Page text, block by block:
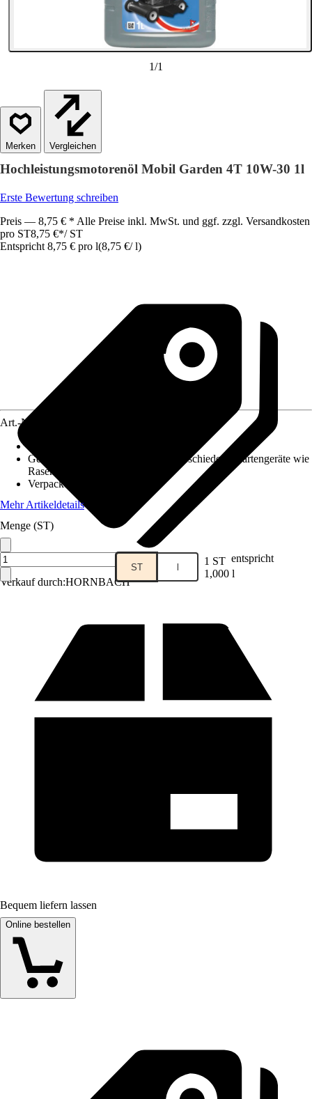
1/1
Vergleichen
Hochleistungsmotorenöl Mobil Garden 4T 10W-30 1l
Erste Bewertung schreiben
Preis — 8,75 € * Alle Preise inkl. MwSt. und ggf. zzgl. Versandkosten
pro ST8,75 €*/ ST
Entspricht 8,75 € pro l(8,75 €/ l)
Verkauf durch:HORNBACH
Art.-Nr.
Geeignet für
4-Takt-Motoröl für verschiedene Gartengeräte wie
Rasenmäher oder Vertikutierer
Verpackung
Mehr Artikeldetails
Menge (ST)
ST l 1 ST entspricht
1,000 l
Bequem liefern lassen
Online bestellen